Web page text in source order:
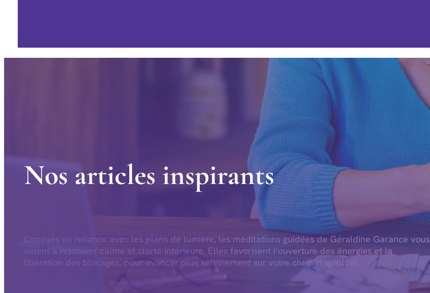
Nos articles inspirants
Conçues en reliance avec les plans de lumière, les méditations guidées de Géraldine Garance vous
aident à retrouver calme et clarté intérieure. Elles favorisent l’ouverture des énergies et la
libération des blocages, pour avancer plus sereinement sur votre chemin spirituel.